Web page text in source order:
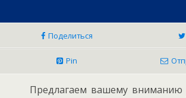
Поделиться
Pin
Предлагаем вашему вниманию